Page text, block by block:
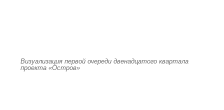
Визуализация первой очереди двенадцатого квартала
проекта «Остров»